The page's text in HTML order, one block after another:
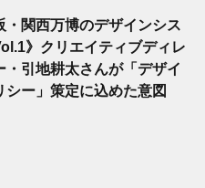
・関西万博のデザインシス
》クリエイティブディレ
・引地耕太さんが「デザイ
シー」策定に込めた意図